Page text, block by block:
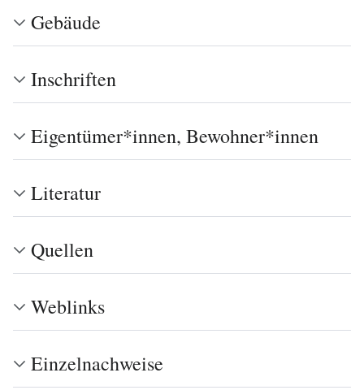
Gebäude
Inschriften
Eigentümer*innen, Bewohner*innen
Literatur
Quellen
Weblinks
Einzelnachweise